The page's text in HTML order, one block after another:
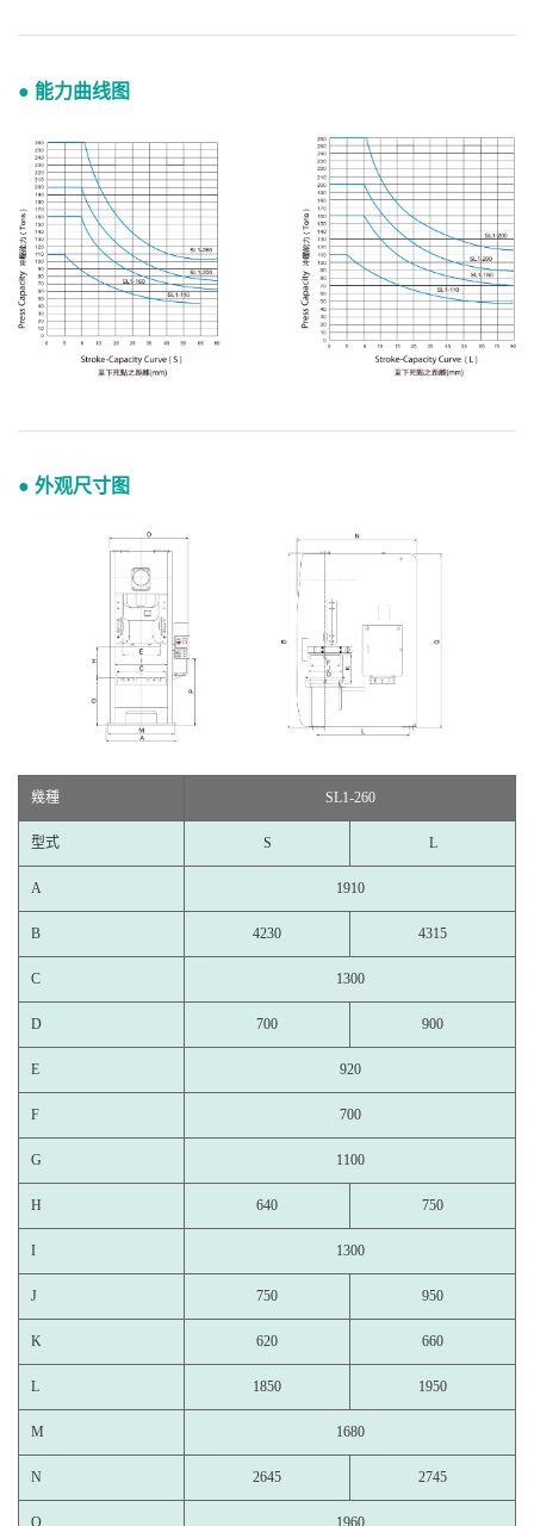
● 能力曲线图
● 外观尺寸图
幾種 SL1-260
型式 S L
A 1910
B 4230 4315
C 1300
D 700 900
E 920
F 700
G 1100
H 640 750
I 1300
J 750 950
K 620 660
L 1850 1950
M 1680
N 2645 2745
O 1960